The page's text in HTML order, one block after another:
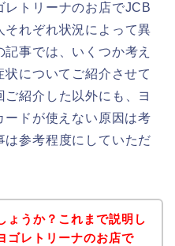
レトリーナのお店でJCB
それぞれ状況によって異
事では、いくつか考え
についてご紹介させて
紹介した以外にも、ヨ
ドが使えない原因は考
は参考程度にしていただ
ょうか？これまで説明し
ゴレトリーナのお店で